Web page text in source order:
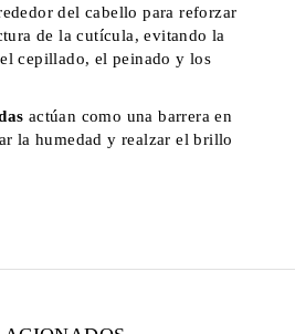
del cabello para reforzar
de la cutícula, evitando la
cepillado, el peinado y los
actúan como una barrera en
la humedad y realzar el brillo